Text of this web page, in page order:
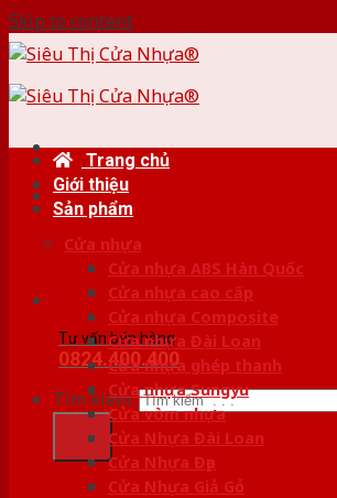
Skip to content
Tư vấn bán hàng
0824.400.400
Tìm kiếm:
Trang chủ
Giới thiệu
Sản phẩm
Cửa nhựa
Cửa nhựa ABS Hàn Quốc
Cửa nhựa cao cấp
Cửa nhựa Composite
Cửa nhựa Đài Loan
Cửa nhựa ghép thanh
Cửa nhựa Sungyu
Cửa vòm nhựa
Cửa Nhựa Đài Loan
Cửa Nhựa Đẹp
Cửa Nhựa Giả Gỗ